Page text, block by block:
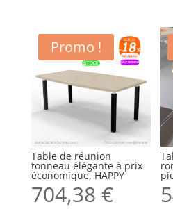
Promo !
Table de réunion
tonneau élégante à prix
économique, HAPPY
704,38 €